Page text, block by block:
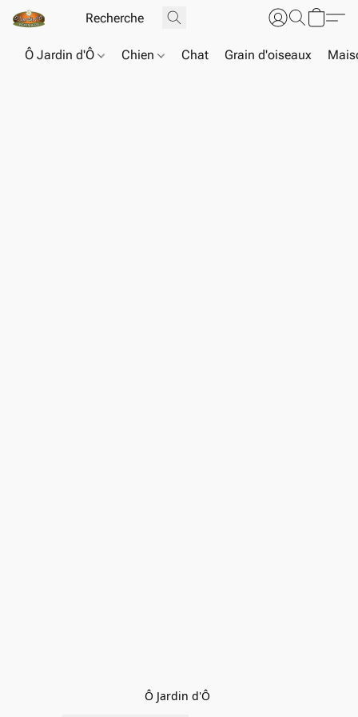
Ô Jardin d'Ô Chien Chat Grain d'oiseaux
Ô Jardin d'Ô